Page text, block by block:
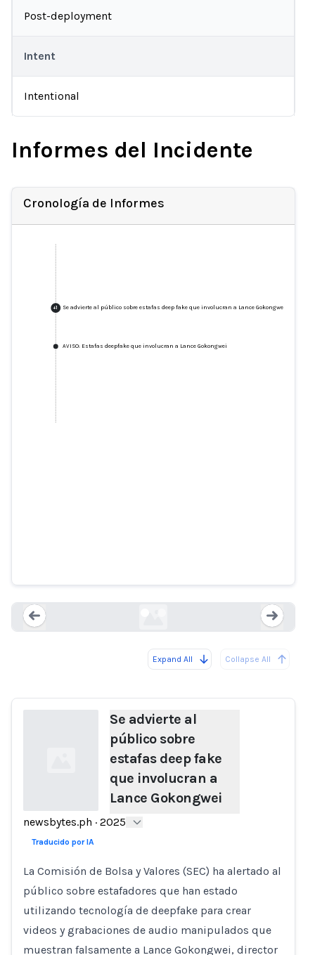
Post-deployment
Intent
Intentional
Informes del Incidente
Cronología de Informes
+1 Se advierte al público sobre estafas deep fake que involucran a Lance Gokongwei
AVISO: Estafas deepfake que involucran a Lance Gokongwei
Expand All Collapse All
Loading...
Se advierte al
público sobre
estafas deep fake
que involucran a
Lance Gokongwei
newsbytes.ph · 2025
Traducido por IA
La Comisión de Bolsa y Valores (SEC) ha alertado al
público sobre estafadores que han estado
utilizando tecnología de deepfake para crear
videos y grabaciones de audio manipulados que
muestran falsamente a Lance Gokongwei, director